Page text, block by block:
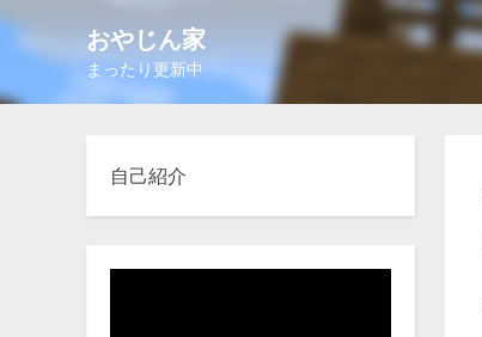
Skip
content
おやじん家
まったり更新中
自己紹介